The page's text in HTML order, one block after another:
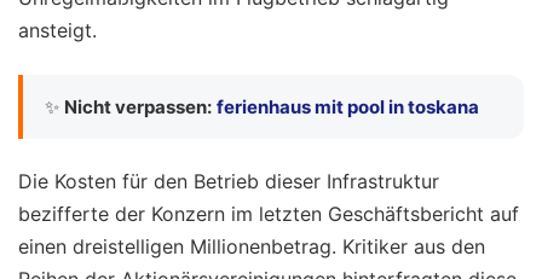
ansteigt.
✨ Nicht verpassen: ferienhaus mit pool in toskana
Die Kosten für den Betrieb dieser Infrastruktur
bezifferte der Konzern im letzten Geschäftsbericht auf
einen dreistelligen Millionenbetrag. Kritiker aus den